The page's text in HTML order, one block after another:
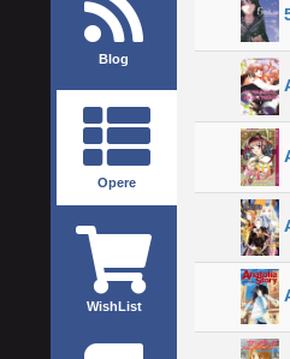
Blog
Opere
WishList